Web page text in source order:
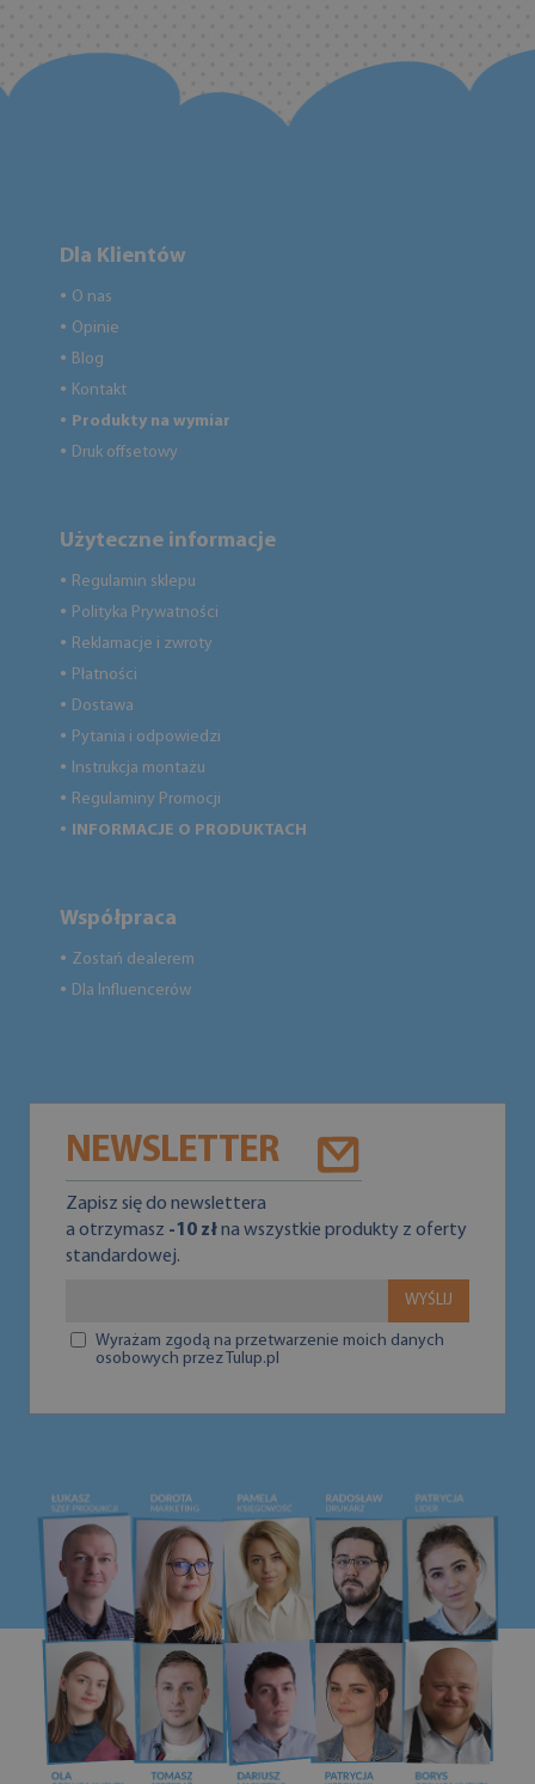
Dla Klientów
● O nas
● Opinie
● Blog
● Kontakt
● Produkty na wymiar
● Druk offsetowy
Użyteczne informacje
● Regulamin sklepu
● Polityka Prywatności
● Reklamacje i zwroty
● Płatności
● Dostawa
● Pytania i odpowiedzi
● Instrukcja montażu
● Regulaminy Promocji
● INFORMACJE O PRODUKTACH
Współpraca
● Zostań dealerem
● Dla Influencerów
NEWSLETTER
Zapisz się do newslettera
a otrzymasz -10 złna wszystkie produkty z oferty
standardowej.
WYŚLIJ
Wyrażam zgodą na przetwarzenie moich danych
osobowych przez Tulup.pl